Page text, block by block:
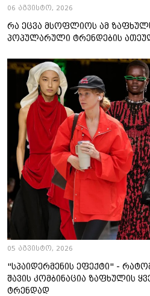
06 აგვისტო, 2026
რა ეცვა მსოფლიოს ამ
პოპულარული ტრენდების
05 აგვისტო, 2026
"სპაიდერმენის ეფექტი" -
შავის კომბინაცია ზაფხულის
ტრენდად